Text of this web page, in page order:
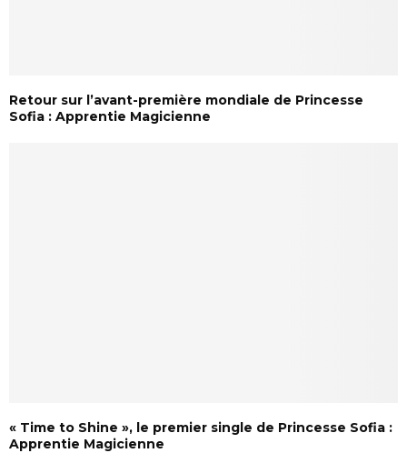
Retour sur l’avant-première mondiale de Princesse
Sofia : Apprentie Magicienne
« Time to Shine », le premier single de Princesse Sofia :
Apprentie Magicienne